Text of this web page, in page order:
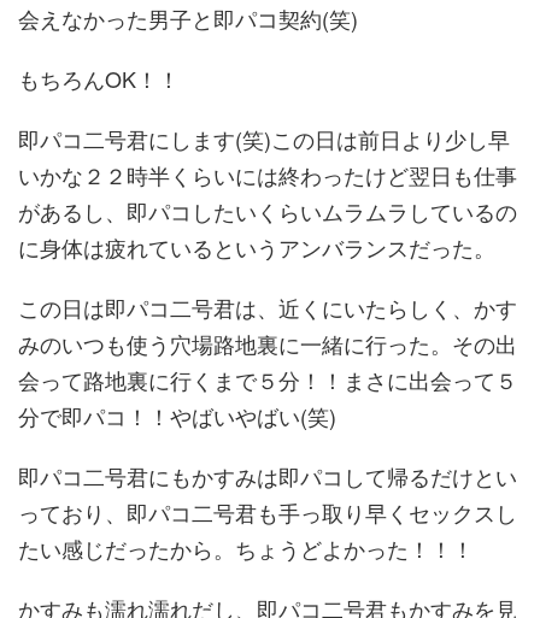
会えなかった男子と即パコ契約(笑)
もちろんOK！！
即パコ二号君にします(笑)この日は前日より少し早
いかな２２時半くらいには終わったけど翌日も仕事
があるし、即パコしたいくらいムラムラしているの
に身体は疲れているというアンバランスだった。
この日は即パコ二号君は、近くにいたらしく、かす
みのいつも使う穴場路地裏に一緒に行った。その出
会って路地裏に行くまで５分！！まさに出会って５
分で即パコ！！やばいやばい(笑)
即パコ二号君にもかすみは即パコして帰るだけとい
っており、即パコ二号君も手っ取り早くセックスし
たい感じだったから。ちょうどよかった！！！
かすみも濡れ濡れだし、即パコ二号君もかすみを見